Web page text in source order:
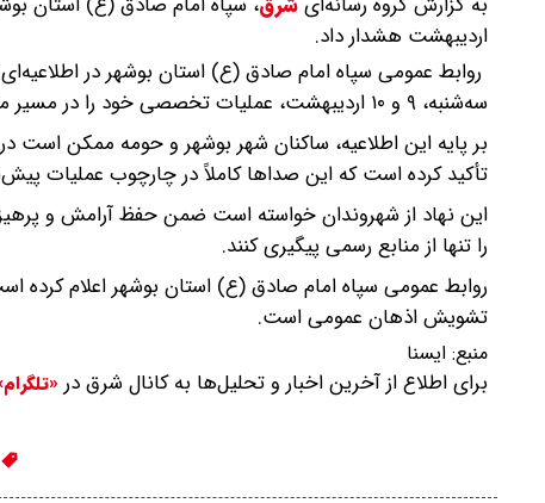
اردیبهشت هشدار داد.
روابط عمومی سپاه امام صادق (ع) استان بوشهر در
سه‌شنبه، ۹ و ۱۰ اردیبهشت، عملیات تخصصی خود را در مسیر منتهی از چغادک به مرکز شهر بوشهر آغاز خواهد کرد.
بر پایه این اطلاعیه، ساکنان شهر بوشهر و حومه ممکن است
تأکید کرده است که این صداها کاملاً در چارچوب عملیات
این نهاد از شهروندان خواسته است ضمن حفظ آرامش و
را تنها از منابع رسمی پیگیری کنند.
روابط عمومی سپاه امام صادق (ع) استان بوشهر اعلام کرده
تشویش اذهان عمومی است.
منبع: ايسنا
برای اطلاع از آخرین اخبار و تحلیل‌ها به کانال شرق در